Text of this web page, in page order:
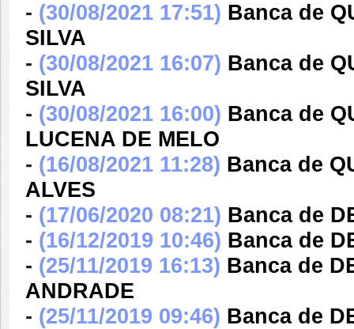
- (30/08/2021 17:51) Banca de
SILVA
- (30/08/2021 16:07) Banca de
SILVA
- (30/08/2021 16:00) Banca de
LUCENA DE MELO
- (16/08/2021 11:28) Banca de
ALVES
- (17/06/2020 08:21) Banca de
- (16/12/2019 10:46) Banca de
- (25/11/2019 16:13) Banca de
ANDRADE
- (25/11/2019 09:46) Banca de